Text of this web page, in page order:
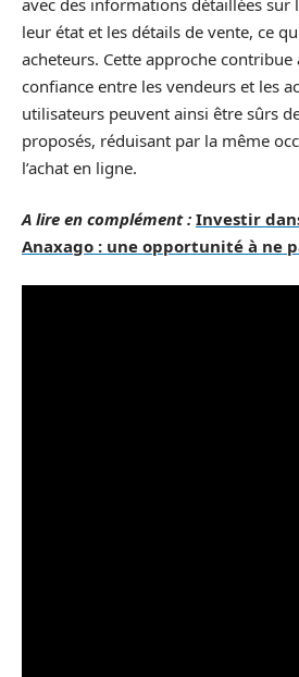
leur état et les détails de vente, ce
acheteurs. Cette approche
confiance entre les vendeurs et les
utilisateurs peuvent ainsi être sûrs
proposés, réduisant par la même
l’achat en ligne.
A lire en complément : Investir
Anaxago : une opportunité à ne